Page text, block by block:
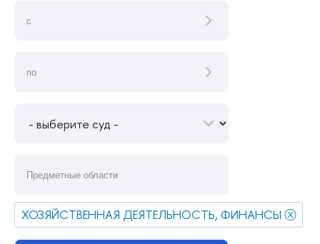
ХОЗЯЙСТВЕННАЯ ДЕЯТЕЛЬНОСТЬ, ФИНАНСЫ ⓧ